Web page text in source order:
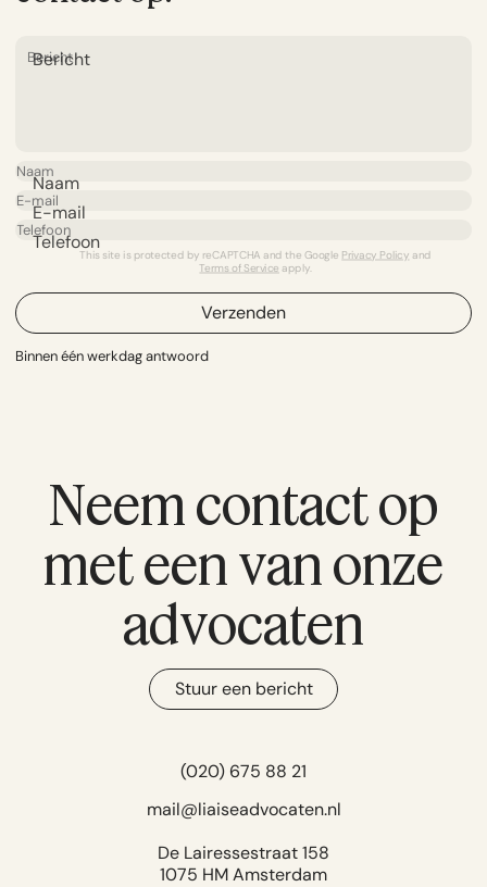
Bericht
Naam
E-mail
Telefoon
This site is protected by reCAPTCHA and the Google Privacy Policy and
Terms of Service apply.
Verzenden
Binnen één werkdag antwoord
Neem contact op
met een van onze
advocaten
Stuur een bericht
(020) 675 88 21
mail@liaiseadvocaten.nl
De Lairessestraat 158
1075 HM Amsterdam